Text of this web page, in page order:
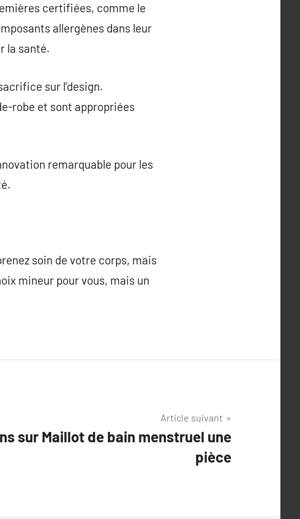
certifiées, comme le
allergènes dans leur
la santé.
sur l’design.
robe et sont appropriées
remarquable pour les
soin de votre corps, mais
mineur pour vous, mais un
Article suivant
sur Maillot de bain menstruel une
pièce